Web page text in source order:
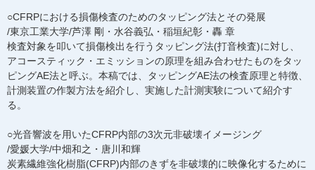
○CFRPにおける損傷検査のためのタッピング法とその発展
/東京工業大学/芦澤 剛・水谷義弘・稲垣紀彰・轟 章
検査対象を叩いて損傷検出を行うタッピング法(打音検査)に対し、
アコースティック・エミッションの原理を組み合わせたものをタッ
ピングAE法と呼ぶ。本稿では、タッピングAE法の検査原理と特徴、
計測装置の作製方法を紹介し、実施した計測実験について紹介す
る。
○光音響波を用いたCFRP内部の3次元非破壊イメージング
/愛媛大学/中畑和之・唐川和輝
炭素繊維強化樹脂(CFRP)内部のきずを非破壊的に映像化するために